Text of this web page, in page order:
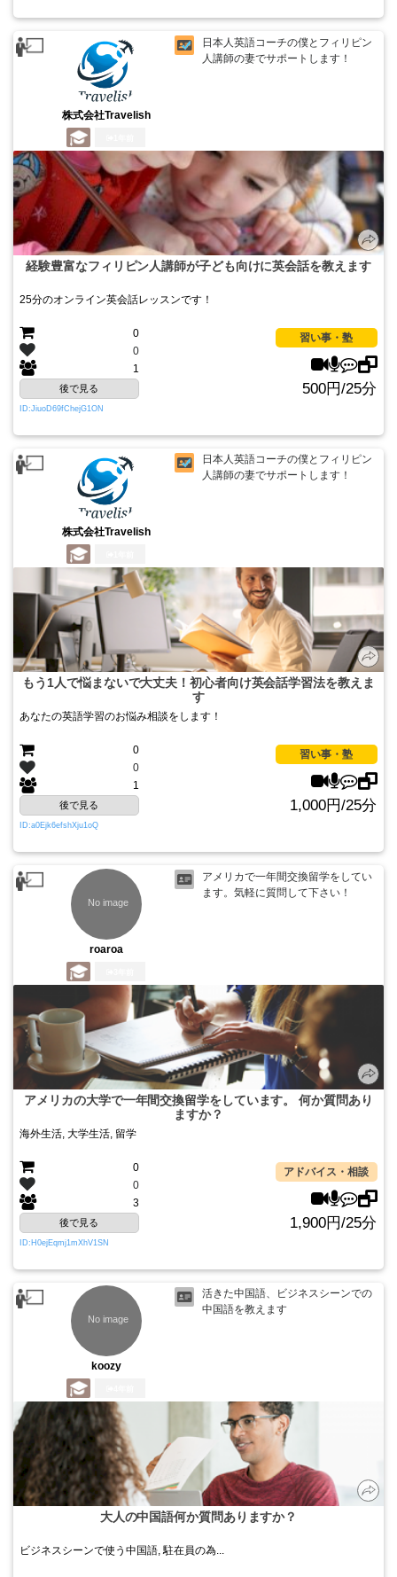
株式会社Travelish
日本人英語コーチの僕とフィリピン
人講師の妻でサポートします！
経験豊富なフィリピン人講師が子ども向けに英会話を教えます
25分のオンライン英会話レッスンです！
0
0
1
習い事・塾
後で見る 500円/25分
ID:JiuoD69fChejG1ON
株式会社Travelish
日本人英語コーチの僕とフィリピン
人講師の妻でサポートします！
もう1人で悩まないで大丈夫！初心者向け英会話学習法を教えま
す
あなたの英語学習のお悩み相談をします！
0
0
1
習い事・塾
後で見る 1,000円/25分
ID:a0Ejk6efshXju1oQ
roaroa
アメリカで一年間交換留学をしてい
ます。気軽に質問して下さい！
アメリカの大学で一年間交換留学をしています。 何か質問あり
ますか？
海外生活, 大学生活, 留学
0
0
3
アドバイス・相談
後で見る 1,900円/25分
ID:H0ejEqmj1mXhV1SN
koozy
活きた中国語、ビジネスシーンでの
中国語を教えます
大人の中国語何か質問ありますか？
ビジネスシーンで使う中国語, 駐在員の為...